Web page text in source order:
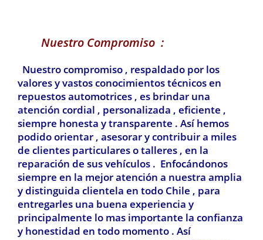
Nuestro Compromiso :
Nuestro compromiso , respaldado por los
valores y vastos conocimientos técnicos en
repuestos automotrices , es brindar una
atención cordial , personalizada , eficiente ,
siempre honesta y transparente . Así hemos
podido orientar , asesorar y contribuir a miles
de clientes particulares o talleres , en la
reparación de sus vehículos . Enfocándonos
siempre en la mejor atención a nuestra amplia
y distinguida clientela en todo Chile , para
entregarles una buena experiencia y
principalmente lo mas importante la confianza
y honestidad en todo momento . Así